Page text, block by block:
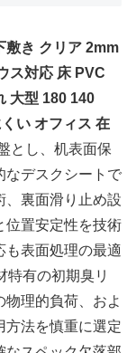
敷き クリア 2mm
ス対応 床 PVC
大型 180 140
い オフィス 在
とし、机表面保
なデスクシートで
、裏面滑り止め設
位置安定性を技術
も表面処理の最適
特有の初期臭リ
物理的負荷、およ
方法を慎重に選定